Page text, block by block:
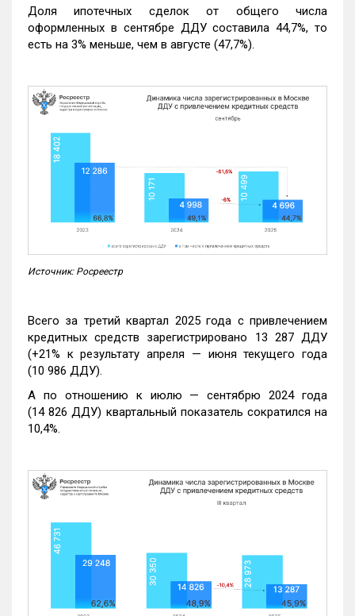
Доля ипотечных сделок от общего числа
оформленных в сентябре ДДУ составила 44,7%, то
есть на 3% меньше, чем в августе (47,7%).
Источник: Росреестр
Всего за третий квартал 2025 года с привлечением
кредитных средств зарегистрировано 13 287 ДДУ
(+21% к результату апреля — июня текущего года
(10 986 ДДУ).
А по отношению к июлю — сентябрю 2024 года
(14 826 ДДУ) квартальный показатель сократился на
10,4%.